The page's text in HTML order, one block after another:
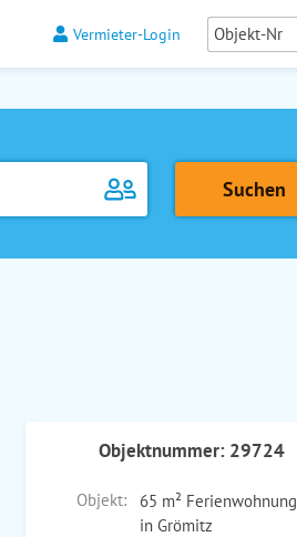
Vermieter-Login
Objektnummer: 29724
Objekt:
65 m² Ferienwohnung
in Grömitz